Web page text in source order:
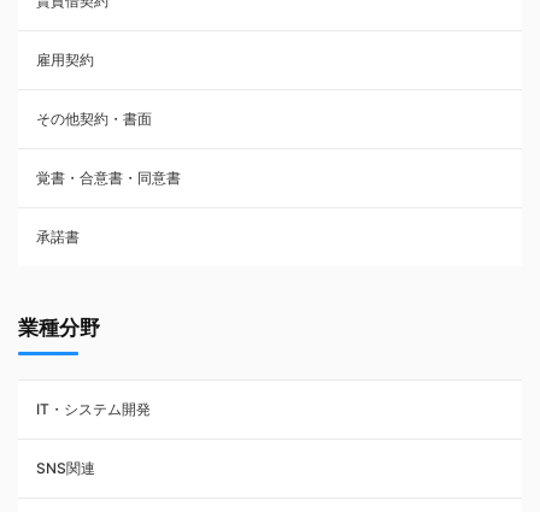
売買契約
株主総会議事録・関連書類
請負契約
フランチャイズ契約
賃貸借契約
雇用契約
その他契約・書面
覚書・合意書・同意書
承諾書
業種分野
IT・システム開発
SNS関連